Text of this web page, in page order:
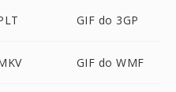
GIF do 3GP
GIF do WMF